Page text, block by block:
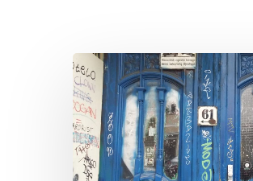
A
summer
in
Berlin